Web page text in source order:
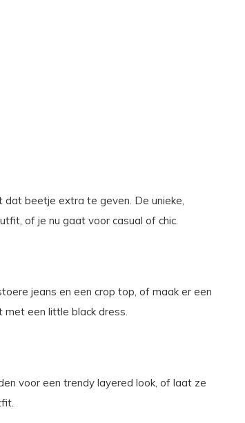
beetje extra te geven. De unieke,
of je nu gaat voor casual of chic.
jeans en een crop top, of maak er een
een little black dress.
voor een trendy layered look, of laat ze